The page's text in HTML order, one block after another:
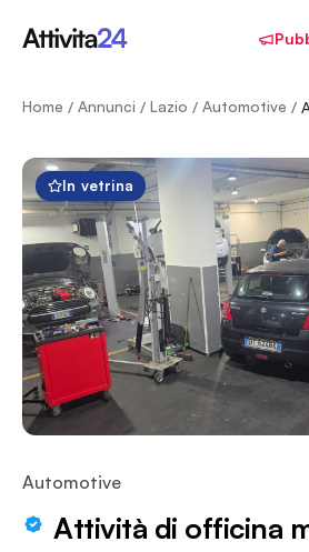
Home / Annunci / Lazio / Automotive /
In vetrina
Automotive
Attività di officina